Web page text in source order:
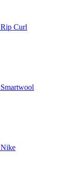
Rip Curl
Smartwool
Nike